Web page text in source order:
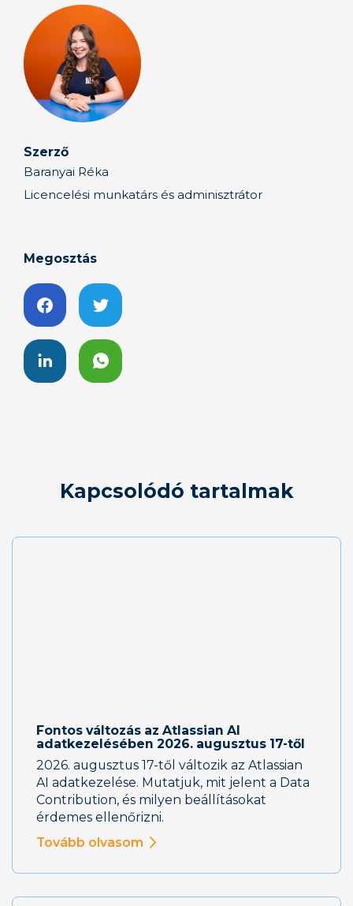
Szerző
Baranyai Réka
Licencelési munkatárs és adminisztrátor
Megosztás
Kapcsolódó tartalmak
Fontos változás az Atlassian AI
adatkezelésében 2026. augusztus 17-től
2026. augusztus 17-től változik az Atlassian
AI adatkezelése. Mutatjuk, mit jelent a Data
Contribution, és milyen beállításokat
érdemes ellenőrizni.
Tovább olvasom